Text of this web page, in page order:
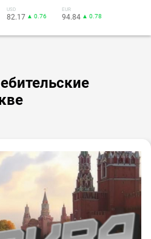
USD
82.17 ▲ 0.76
EUR
94.84 ▲ 0.78